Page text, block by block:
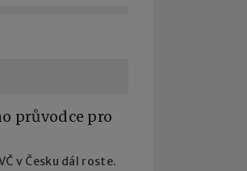
průvodce pro
v Česku dál roste.